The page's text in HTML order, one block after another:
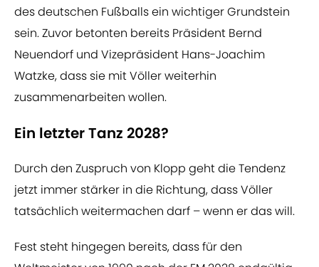
des deutschen Fußballs ein wichtiger Grundstein
sein. Zuvor betonten bereits Präsident Bernd
Neuendorf und Vizepräsident Hans-Joachim
Watzke, dass sie mit Völler weiterhin
zusammenarbeiten wollen.
Ein letzter Tanz 2028?
Durch den Zuspruch von Klopp geht die Tendenz
jetzt immer stärker in die Richtung, dass Völler
tatsächlich weitermachen darf – wenn er das will.
Fest steht hingegen bereits, dass für den